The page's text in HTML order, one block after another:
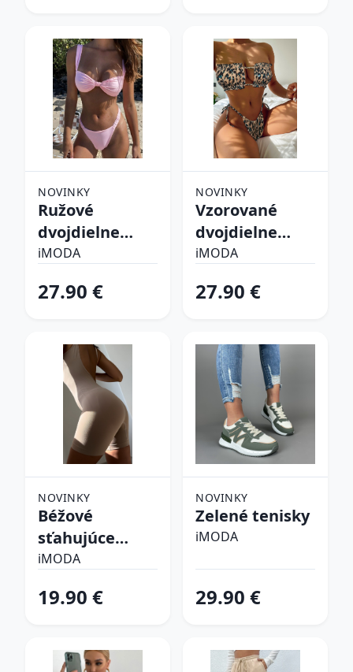
NOVINKY
Ružové
dvojdielne
plavky
iMODA
27.90 €
NOVINKY
Vzorované
dvojdielne
plavky
iMODA
27.90 €
NOVINKY
Béžové
sťahujúce
spodné prádlo
iMODA
19.90 €
NOVINKY
Zelené tenisky
iMODA
29.90 €